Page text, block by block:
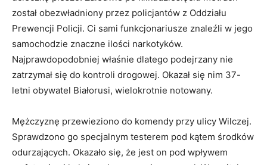
został obezwładniony przez policjantów z Oddziału
Prewencji Policji. Ci sami funkcjonariusze znaleźli w jego
samochodzie znaczne ilości narkotyków.
Najprawdopodobniej właśnie dlatego podejrzany nie
zatrzymał się do kontroli drogowej. Okazał się nim 37-
letni obywatel Białorusi, wielokrotnie notowany.
Mężczyznę przewieziono do komendy przy ulicy Wilczej.
Sprawdzono go specjalnym testerem pod kątem środków
odurzających. Okazało się, że jest on pod wpływem